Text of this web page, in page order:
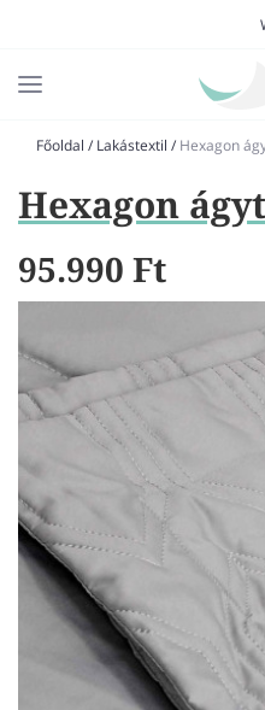
VINYL
Főoldal / Lakástextil / Hexagon
Hexagon
95.990 Ft